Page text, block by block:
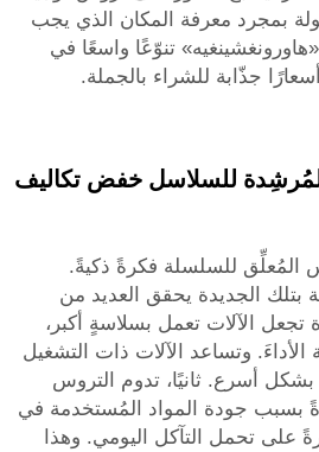
بمجرد معرفة المكان الذي يجب
تنوّعًا واسعًا في
جذّابة للشراء بالجملة.
للسلاسل خفض تكاليف
المُعلِّق للسلسلة فكرةً ذكيةً.
بتلك الجديدة يحقق العديد من
تجعل الآلات تعمل بسلاسةٍ أكبر،
الأداءَ. وتساعد الآلات ذات التشغيل
أسرع. ثانيًا، تدوم التروس
بسبب جودة المواد المُستخدمة في
على تحمل التآكل اليومي. وهذا